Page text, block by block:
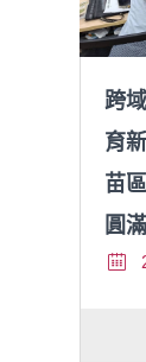
跨
育
苗
圓